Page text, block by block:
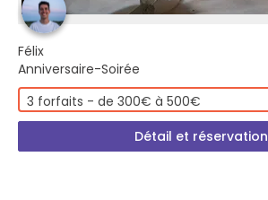
Félix
Anniversaire-Soirée
3 forfaits - de 300€ à 500€
Détail et réservation